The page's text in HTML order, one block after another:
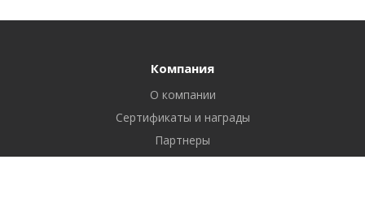
Компания
О компании
Сертификаты и награды
Партнеры